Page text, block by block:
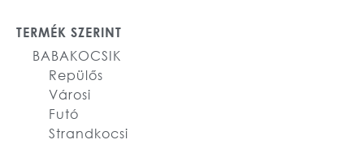
TERMÉK SZERINT
BABAKOCSIK
Repülős
Városi
Futó
Strandkocsi